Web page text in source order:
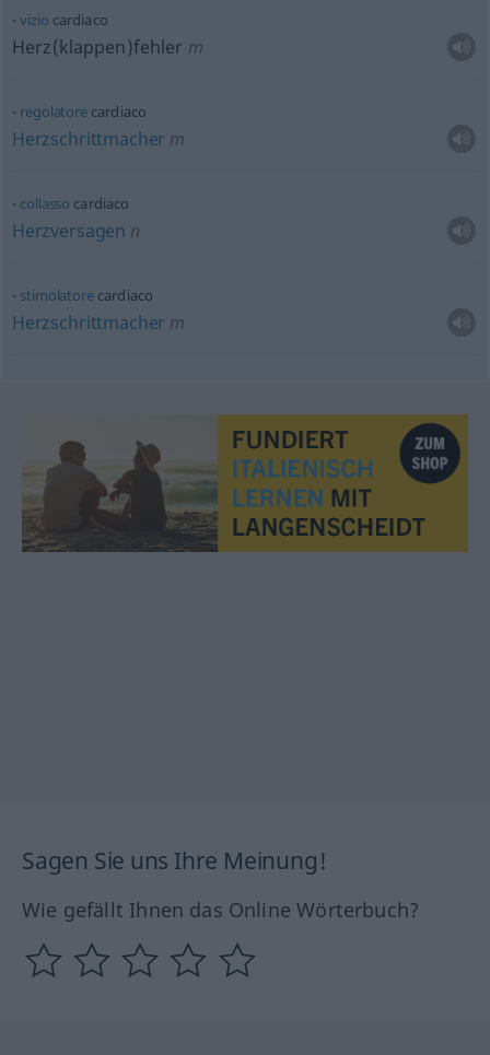
vizio cardiaco
Herz(klappen)fehler m
regolatorecardiaco
Herzschrittmacher m
collasso cardiaco
Herzversagen n
stimolatorecardiaco
Herzschrittmacher m
Sagen Sie uns Ihre Meinung!
Wie gefällt Ihnen das Online Wörterbuch?